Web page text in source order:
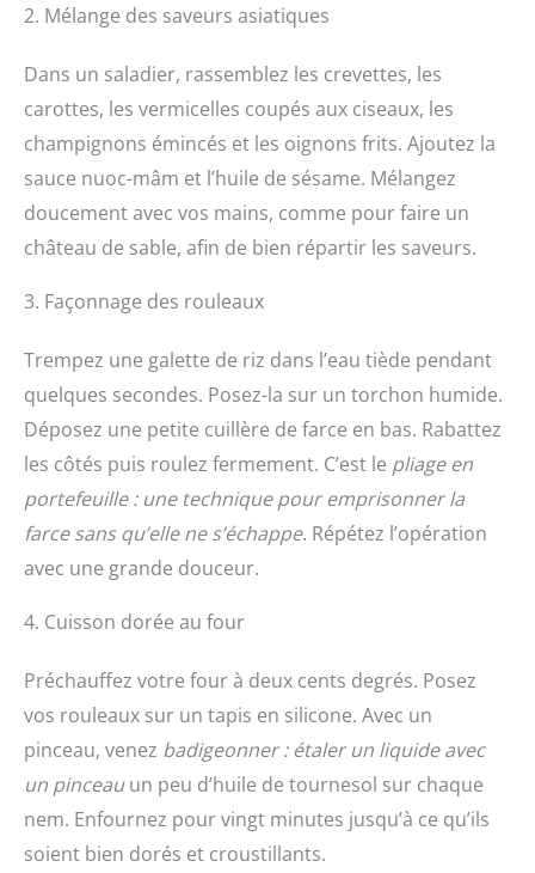
2. Mélange des saveurs asiatiques
Dans un saladier, rassemblez les crevettes, les
carottes, les vermicelles coupés aux ciseaux, les
champignons émincés et les oignons frits. Ajoutez la
sauce nuoc-mâm et l’huile de sésame. Mélangez
doucement avec vos mains, comme pour faire un
château de sable, afin de bien répartir les saveurs.
3. Façonnage des rouleaux
Trempez une galette de riz dans l’eau tiède pendant
quelques secondes. Posez-la sur un torchon humide.
Déposez une petite cuillère de farce en bas. Rabattez
les côtés puis roulez fermement. C’est le pliage en
portefeuille : une technique pour emprisonner la
farce sans qu’elle ne s’échappe. Répétez l’opération
avec une grande douceur.
4. Cuisson dorée au four
Préchauffez votre four à deux cents degrés. Posez
vos rouleaux sur un tapis en silicone. Avec un
pinceau, venez badigeonner : étaler un liquide avec
un pinceauun peu d’huile de tournesol sur chaque
nem. Enfournez pour vingt minutes jusqu’à ce qu’ils
soient bien dorés et croustillants.